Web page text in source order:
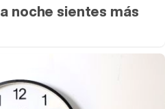
noche sientes más